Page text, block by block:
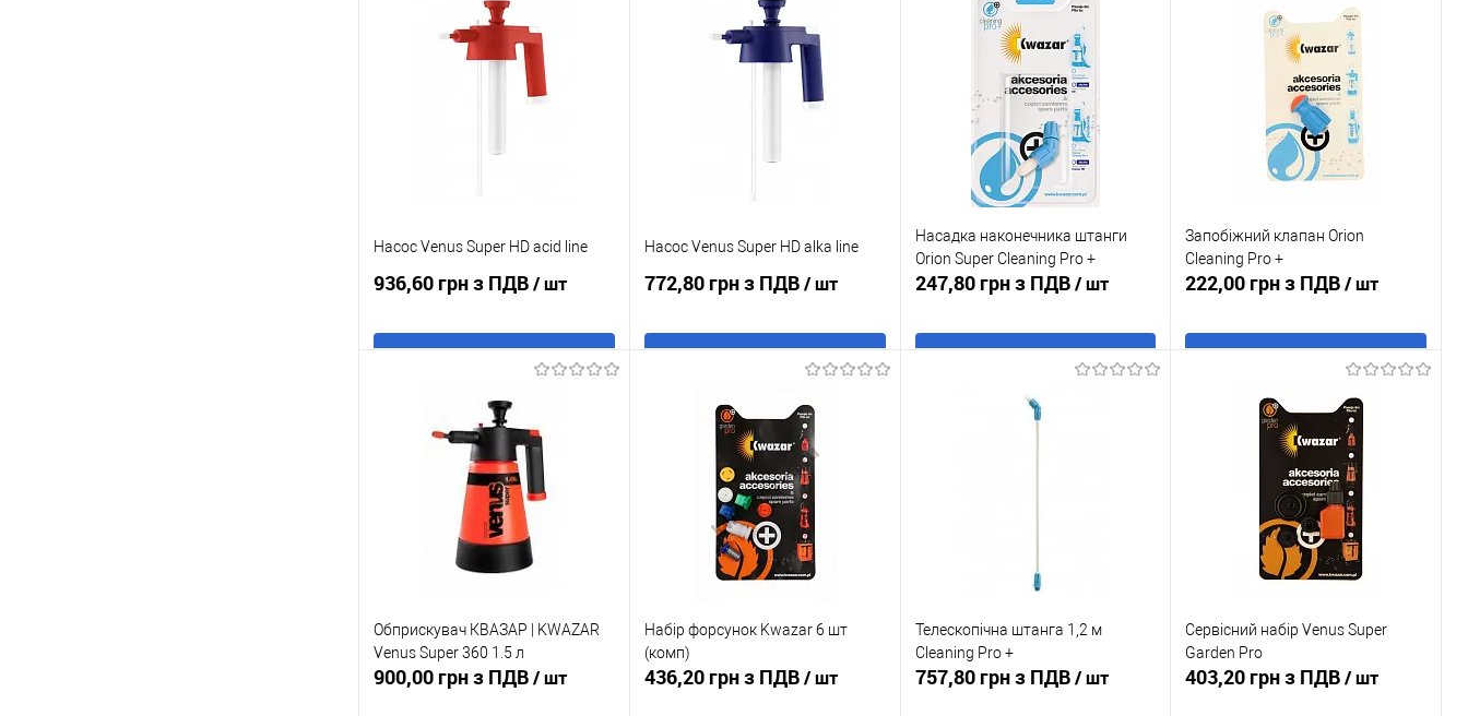
Купити в 1 клік
До
порівняння
В наявності
Купити в 1 клік
До
порівняння
В наявності
Купити в 1 клік
До
порівняння
У обране
В наявності
Купити в 1 клік
До
порівняння
В наявності
Насос Venus Super HD acid line
936,60 грн з ПДВ/ шт
В кошик
Купити в 1 клік
До
порівняння
В наявності
Насос Venus Super HD alka line
772,80 грн з ПДВ/ шт
В кошик
Купити в 1 клік
До
порівняння
У обране
В наявності
Насадка наконечника штанги
Orion Super Cleaning Pro +
247,80 грн з ПДВ/ шт
В кошик
Купити в 1 клік
Запобіжний клапан Orion
Cleaning Pro +
222,00 грн з ПДВ/ шт
В кошик
Купити в 1 клік
До
порівняння
В наявності
Обприскувач КВАЗАР | KWAZAR
Venus Super 360 1.5 л
900,00 грн з ПДВ/ шт
Набір форсунок Kwazar 6 шт
(комп)
436,20 грн з ПДВ/ шт
Телескопічна штанга 1,2 м
Cleaning Pro +
757,80 грн з ПДВ/ шт
Сервісний набір Venus Super
Garden Pro
403,20 грн з ПДВ/ шт